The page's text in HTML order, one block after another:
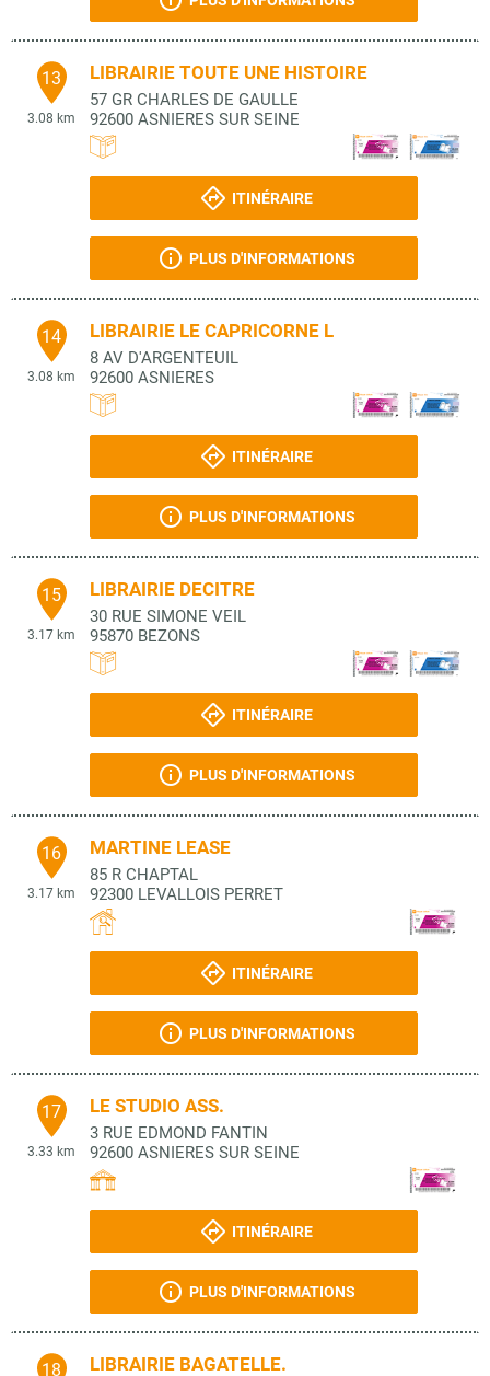
13
3.08 km
LIBRAIRIE TOUTE UNE HISTOIRE
57 GR CHARLES DE GAULLE
92600 ASNIERES SUR SEINE
ITINÉRAIRE
PLUS D'INFORMATIONS
14
3.08 km
LIBRAIRIE LE CAPRICORNE L
8 AV D'ARGENTEUIL
92600 ASNIERES
ITINÉRAIRE
PLUS D'INFORMATIONS
15
3.17 km
LIBRAIRIE DECITRE
30 RUE SIMONE VEIL
95870 BEZONS
ITINÉRAIRE
PLUS D'INFORMATIONS
16
3.17 km
MARTINE LEASE
85 R CHAPTAL
92300 LEVALLOIS PERRET
ITINÉRAIRE
PLUS D'INFORMATIONS
17
3.33 km
LE STUDIO ASS.
3 RUE EDMOND FANTIN
92600 ASNIERES SUR SEINE
ITINÉRAIRE
PLUS D'INFORMATIONS
18 LIBRAIRIE BAGATELLE.